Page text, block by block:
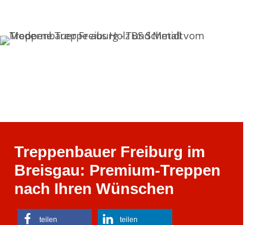
Treppenbauer Freiburg im
Breisgau: Premium-Treppen
nach Ihren Wünschen
teilen teilen